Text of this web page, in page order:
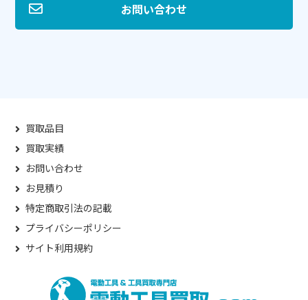
お問い合わせ
買取品目
買取実績
お問い合わせ
お見積り
特定商取引法の記載
プライバシーポリシー
サイト利用規約